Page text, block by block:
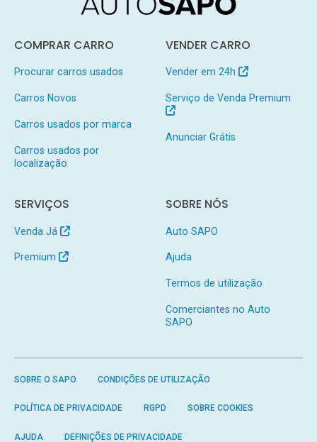
COMPRAR CARRO
Procurar carros usados
Carros Novos
Carros usados por marca
Carros usados por
localização
VENDER CARRO
Vender em 24h
Serviço de Venda Premium
Anunciar Grátis
SERVIÇOS
Venda Já
Premium
SOBRE NÓS
Auto SAPO
Ajuda
Termos de utilização
Comerciantes no Auto
SAPO
SOBRE O SAPO CONDIÇÕES DE UTILIZAÇÃO
POLÍTICA DE PRIVACIDADE RGPD SOBRE COOKIES
AJUDA DEFINIÇÕES DE PRIVACIDADE